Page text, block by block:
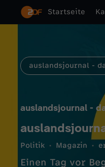
Startseite
auslandsjournal -
auslandsjournal -
Politik Magazin
Einen Tag vor